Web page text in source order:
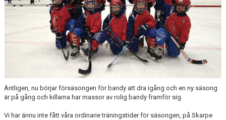
Äntligen, nu börjar försäsongen för bandy att dra igång och en ny säsong
är på gång och killarna har massor av rolig bandy framför sig.
Vi har ännu inte fått våra ordinarie träningstider för säsongen, på Skarpe